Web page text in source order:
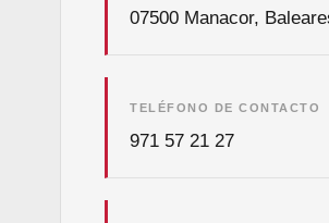
07500 Manacor,
TELÉFONO DE CONTACTO
971 57 21 27